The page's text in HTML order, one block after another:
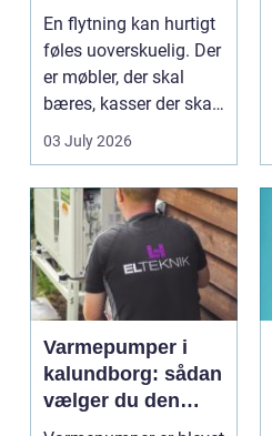
tryg og effektiv
flytning
En flytning kan hurtigt
føles uoverskuelig. Der
er møbler, der skal
bæres, kasser der skal
pakkes, o...
03 July 2026
Varmepumper i
kalundborg: sådan
vælger du den
rigtige løsning